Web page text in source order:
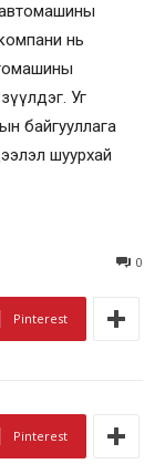
автомашины
нь
Уг
байгууллага
шуурхай
0
Pinterest
Pinterest